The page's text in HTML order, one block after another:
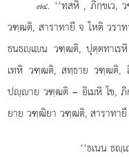
๗๔. ‘‘ทสหิ , ภิกฺขเว,
วฑฺฒติ, สาราทายี จ โหติ วรา
ธนธฺเน วฑฺฒติ, ปุตฺตทาเร
เทหิ วฑฺฒติ, สทฺธาย วฑฺฒติ,
ปฺาย วฑฺฒติ – อิเมหิ โข, ภิ
ยาย วฑฺฒิยา วฑฺฒติ, สาราทา
‘‘ธเนน ธ